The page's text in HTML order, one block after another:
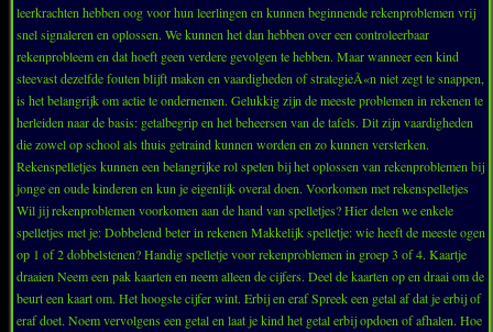
leerkrachten hebben oog voor hun leerlingen en kunnen beginnende rekenproblemen vrij
snel signaleren en oplossen. We kunnen het dan hebben over een controleerbaar
rekenprobleem en dat hoeft geen verdere gevolgen te hebben. Maar wanneer een kind
steevast dezelfde fouten blijft maken en vaardigheden of strategieÃ«n niet zegt te snappen,
is het belangrijk om actie te ondernemen. Gelukkig zijn de meeste problemen in rekenen te
herleiden naar de basis: getalbegrip en het beheersen van de tafels. Dit zijn vaardigheden
die zowel op school als thuis getraind kunnen worden en zo kunnen versterken.
Rekenspelletjes kunnen een belangrijke rol spelen bij het oplossen van rekenproblemen bij
jonge en oude kinderen en kun je eigenlijk overal doen. Voorkomen met rekenspelletjes
Wil jij rekenproblemen voorkomen aan de hand van spelletjes? Hier delen we enkele
spelletjes met je: Dobbelend beter in rekenen Makkelijk spelletje: wie heeft de meeste ogen
op 1 of 2 dobbelstenen? Handig spelletje voor rekenproblemen in groep 3 of 4. Kaartje
draaien Neem een pak kaarten en neem alleen de cijfers. Deel de kaarten op en draai om de
beurt een kaart om. Het hoogste cijfer wint. Erbij en eraf Spreek een getal af dat je erbij of
eraf doet. Noem vervolgens een getal en laat je kind het getal erbij opdoen of afhalen. Hoe